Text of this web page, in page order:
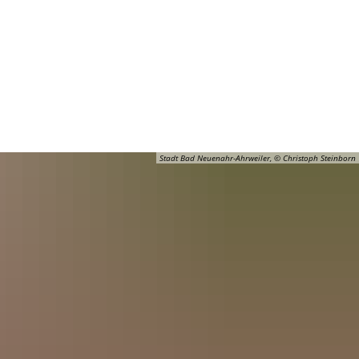
Stadt Bad Neuenahr-Ahrweiler, © Christoph Steinborn